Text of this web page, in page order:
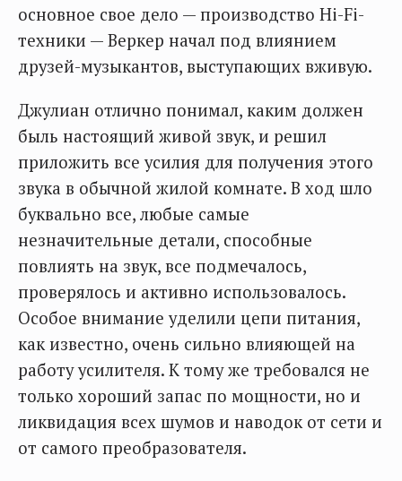
основное свое дело — производство Hi-Fi-
техники — Веркер начал под влиянием
друзей-музыкантов, выступающих вживую.
Джулиан отлично понимал, каким должен
быль настоящий живой звук, и решил
приложить все усилия для получения этого
звука в обычной жилой комнате. В ход шло
буквально все, любые самые
незначительные детали, способные
повлиять на звук, все подмечалось,
проверялось и активно использовалось.
Особое внимание уделили цепи питания,
как известно, очень сильно влияющей на
работу усилителя. К тому же требовался не
только хороший запас по мощности, но и
ликвидация всех шумов и наводок от сети и
от самого преобразователя.